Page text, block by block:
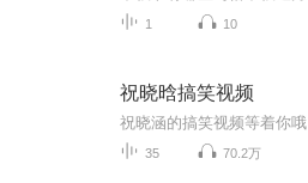
1 10
祝晓晗搞笑视频
祝晓涵的搞笑视频等着你哦
35 70.2万